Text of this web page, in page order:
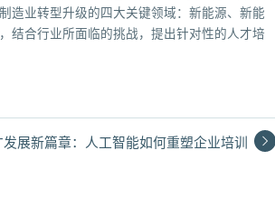
造业转型升级的四大关键领域：新能源、新能
结合行业所面临的挑战，提出针对性的人才培
发展新篇章：人工智能如何重塑企业培训